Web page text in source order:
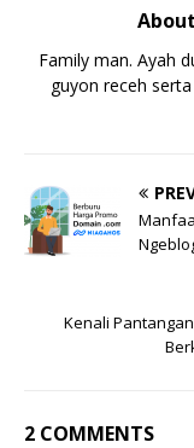
Family man. Ayah
guyon receh
Kenali
2 COMMENTS